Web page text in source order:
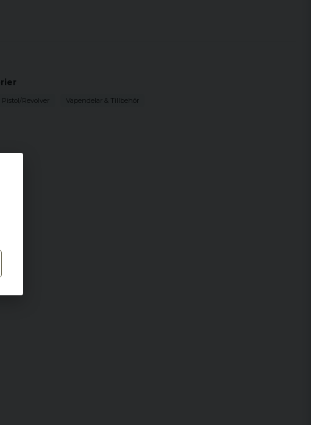
Pistol/Revolver Vapendelar & Tillbehör